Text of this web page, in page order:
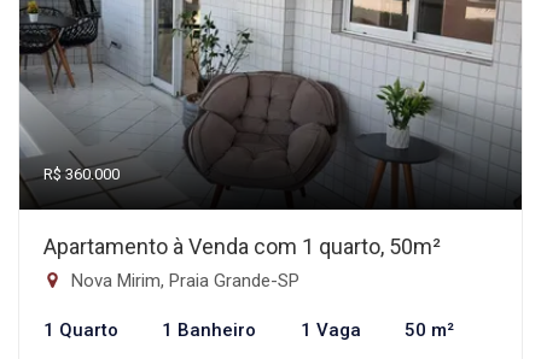
R$ 360.000
Apartamento à Venda com 1 quarto, 50m²
Nova Mirim, Praia Grande-SP
1 Quarto 1 Banheiro 1 Vaga 50 m²